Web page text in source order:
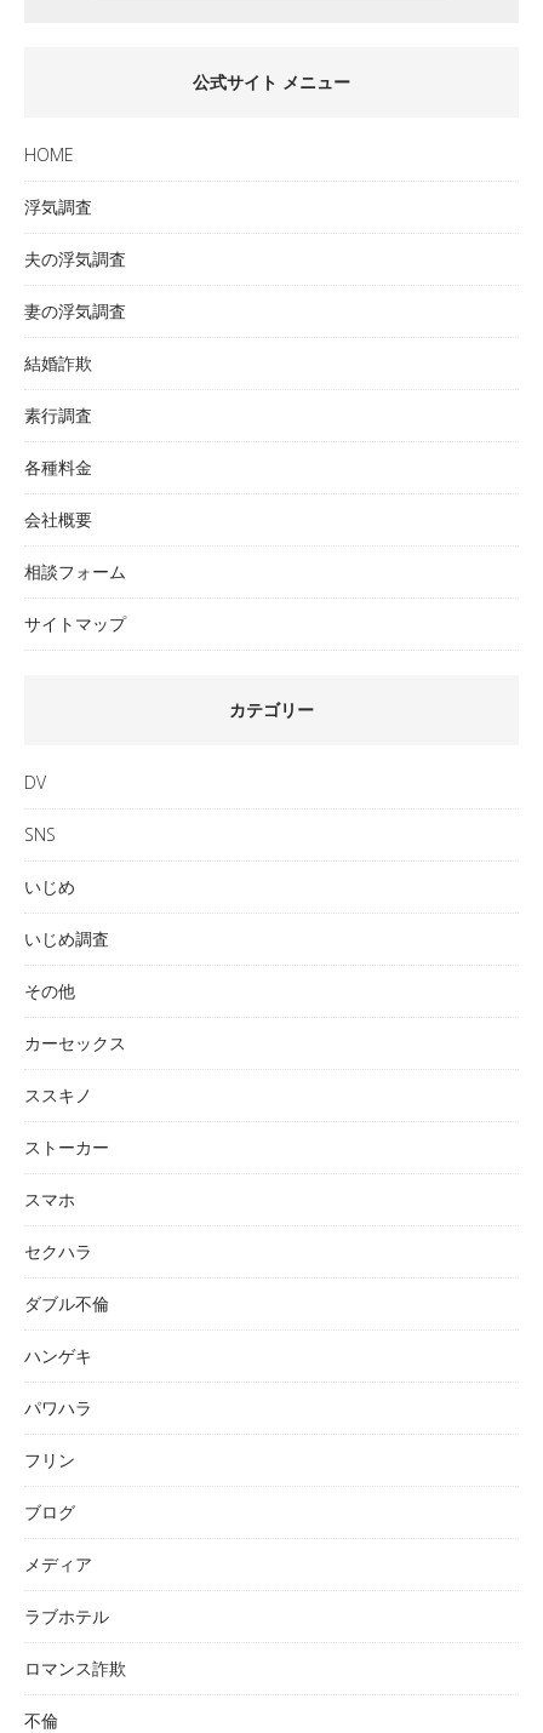
公式サイト メニュー
HOME
浮気調査
夫の浮気調査
妻の浮気調査
結婚詐欺
素行調査
各種料金
会社概要
相談フォーム
サイトマップ
カテゴリー
DV
SNS
いじめ
いじめ調査
その他
カーセックス
ススキノ
ストーカー
スマホ
セクハラ
ダブル不倫
ハンゲキ
パワハラ
フリン
ブログ
メディア
ラブホテル
ロマンス詐欺
不倫